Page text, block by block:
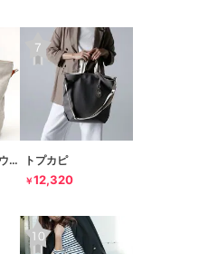
マーガレット・ハウエル アイデア トプカピ
￥12,320